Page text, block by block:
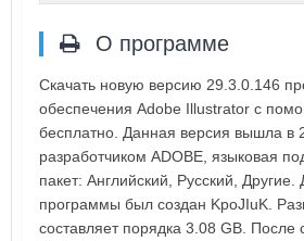
О программе
Скачать новую версию 29.3.0.146
обеспечения Adobe Illustrator с
бесплатно. Данная версия вышла в
разработчиком ADOBE, языковая
пакет: Английский, Русский,
программы был создан KpoJIuK.
составляет порядка 3.08 GB. После